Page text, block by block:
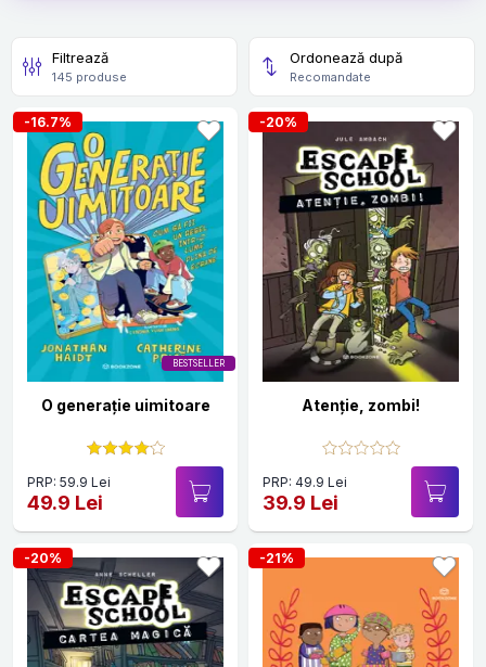
Filtrează
145 produse
Ordonează după
Recomandate
BESTSELLER
-16.7%
O generație uimitoare
PRP: 59.9 Lei
49.9 Lei
-20%
Atenție, zombi!
PRP: 49.9 Lei
39.9 Lei
-20% -21%